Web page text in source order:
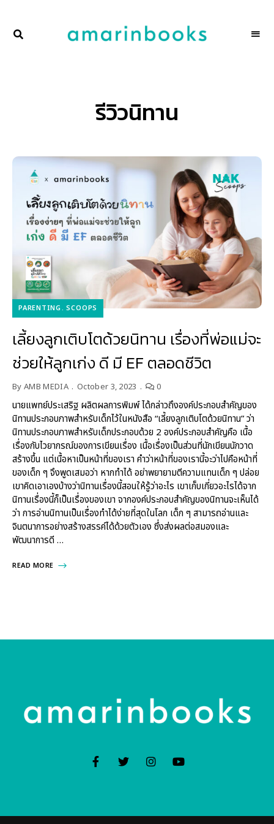
amarinbooksรีวิวนิทาน
PARENTING SCOOPS
เลี้ยงลูกเติบโตด้วยนิทาน เรื่องที่พ่อแม่จะ
ช่วยให้ลูกเก่ง ดี มี EF ตลอดชีวิต
By AMB MEDIA October 3, 2023 0
นายแพทย์ประเสริฐ ผลิตผลการพิมพ์ ได้กล่าวถึงองค์ประกอบสำคัญของ
นิทานประกอบภาพสำหรับเด็กไว้ในหนังสือ “เลี้ยงลูกเติบโตด้วยนิทาน” ว่า
นิทานประกอบภาพสำหรับเด็กประกอบด้วย 2 องค์ประกอบสำคัญคือ เนื้อ
เรื่องกับไวยากรณ์ของการเขียนเรื่อง เนื้อเรื่องเป็นส่วนที่นักเขียนนักวาด
สร้างขึ้น แต่เนื้อหาเป็นหน้าที่ของเรา คำว่าหน้าที่ของเรานี้จะว่าไปคือหน้าที่
ของเด็ก ๆ จึงพูดเสมอว่า หากทำได้ อย่าพยายามตีความแทนเด็ก ๆ ปล่อย
เขาคิดเอาเองบ้างว่านิทานเรื่องนี้สอนให้รู้ว่าอะไร เขาเก็บเกี่ยวอะไรได้จาก
นิทานเรื่องนี้ก็เป็นเรื่องของเขา จากองค์ประกอบสำคัญของนิทานจะเห็นได้
ว่า การอ่านนิทานเป็นเรื่องทำได้ง่ายที่สุดในโลก เด็ก ๆ สามารถอ่านและ
จินตนาการอย่างสร้างสรรค์ได้ด้วยตัวเอง ซึ่งส่งผลต่อสมองและ
พัฒนาการดี …
READ MORE